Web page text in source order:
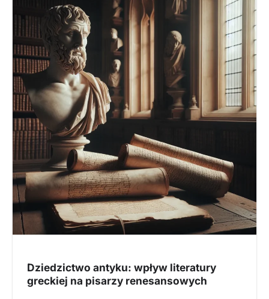
Dziedzictwo antyku: wpływ literatury
greckiej na pisarzy renesansowych